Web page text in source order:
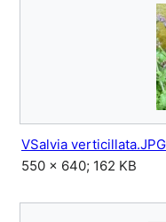
VSalvia verticillata.JPG
550 × 640; 162 KB